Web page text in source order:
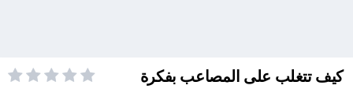
كيف تتغلب على المصاعب بفكرة